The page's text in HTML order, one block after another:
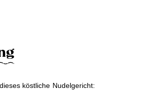
köstliche Nudelgericht: